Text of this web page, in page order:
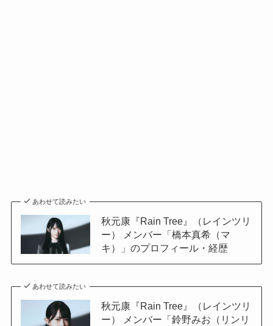
あわせて読みたい
秋元康『Rain Tree』（レインツリ
ー） メンバー「橋本真希（マ
キ）」のプロフィール・経歴
あわせて読みたい
秋元康『Rain Tree』（レインツリ
ー） メンバー「鈴野みお（リンリ